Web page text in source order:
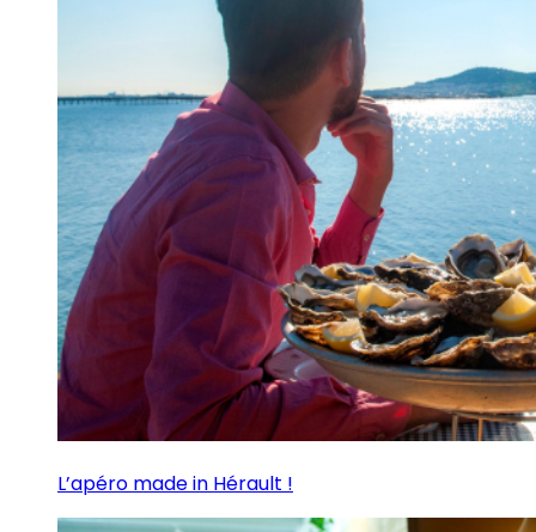
L’apéro made in Hérault !